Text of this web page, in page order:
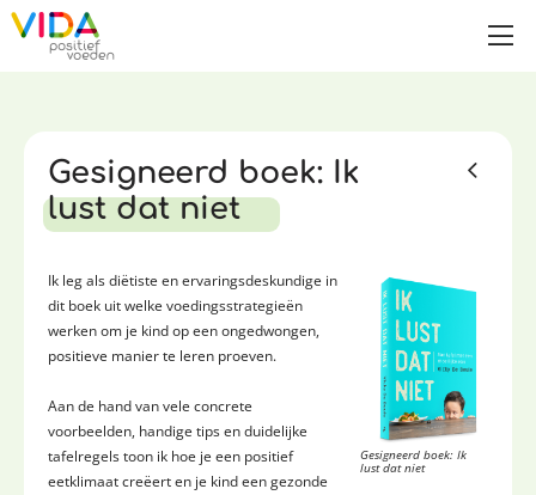
Gesigneerd boek: Ik
lust dat niet
Gesigneerd boek: Ik
lust dat niet
Ik leg als diëtiste en ervaringsdeskundige in
dit boek uit welke voedingsstrategieën
werken om je kind op een ongedwongen,
positieve manier te leren proeven.
Aan de hand van vele concrete
voorbeelden, handige tips en duidelijke
tafelregels toon ik hoe je een positief
eetklimaat creëert en je kind een gezonde